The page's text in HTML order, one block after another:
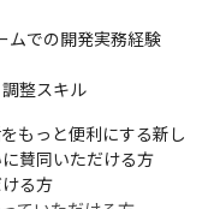
ムでの開発実務経験
整スキル
もっと便利にする新し
賛同いただける方
る方